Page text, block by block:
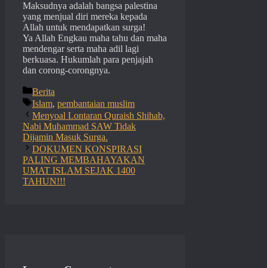
Maksudnya adalah bangsa palestina
yang menjual diri mereka kepada
Allah untuk mendapatkan surga!
Ya Allah Engkau maha tahu dan maha
mendengar serta maha adil lagi
berkuasa. Hukumlah para penjajah
dan corong-corongnya.
Categories
Berita
Tags
Islam, pembantaian muslim
Menyoal Lontaran Quraish Shihab,
Nabi Muhammad SAW Tidak
Dijamin Masuk Surga.
DOKUMEN KONSPIRASI
PALING MEMBAHAYAKAN
UMAT ISLAM SEJAK 1400
TAHUN!!!